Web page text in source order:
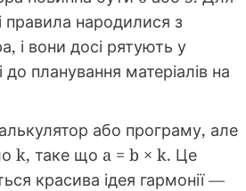
правила народилися з
і вони досі рятують у
планування матеріалів на
або програму, але
k, таке що a = b × k. Це
красива ідея гармонії —